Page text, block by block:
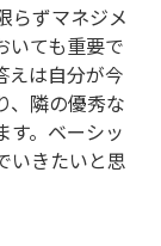
らずマネジメ
いても重要で
えは自分が今
、隣の優秀な
す。ベーシッ
いきたいと思